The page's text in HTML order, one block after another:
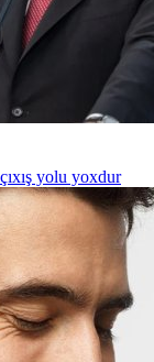
yolu yoxdur